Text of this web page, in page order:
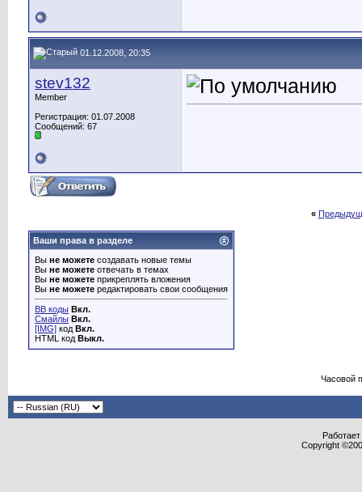
01.12.2008, 20:35
stev132
Member
Регистрация: 01.07.2008
Сообщений: 67
«
Ваши права в разделе
Вы не можете создавать новые темы
Вы не можете отвечать в темах
Вы не можете прикреплять вложения
Вы не можете редактировать свои сообщения
BB коды Вкл.
Смайлы Вкл.
[IMG] код Вкл.
HTML код Выкл.
Часовой
Copyright